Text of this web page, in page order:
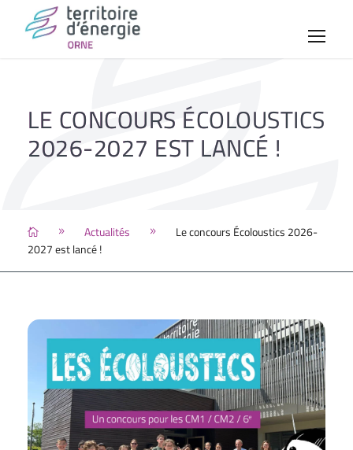
LE CONCOURS ÉCOLOUSTICS
2026-2027 EST LANCÉ !
Actualités
Le concours Écoloustics 2026-
2027 est lancé !